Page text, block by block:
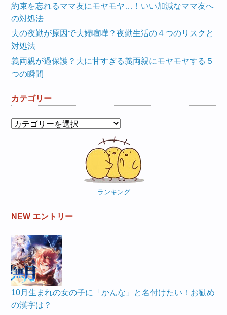
約束を忘れるママ友にモヤモヤ…！いい加減なママ友へ
の対処法
夫の夜勤が原因で夫婦喧嘩？夜勤生活の４つのリスクと
対処法
義両親が過保護？夫に甘すぎる義両親にモヤモヤする５
つの瞬間
カテゴリー
カ
ランキング
NEW エントリー
10月生まれの女の子に「かんな」と名付けたい！お勧め
の漢字は？